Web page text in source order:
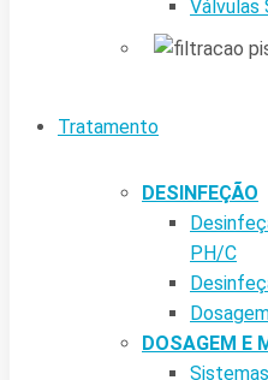
Válvulas
Tratamento
DESINFEÇÃO
PH/C
DOSAGEM E